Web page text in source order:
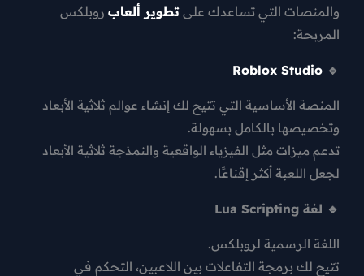
والمنصات التي تساعدك على تطوير ألعاب روبلكس
المربحة:
🔹
Roblox Studio
المنصة الأساسية التي تتيح لك إنشاء عوالم ثلاثية الأبعاد
وتخصيصها بالكامل بسهولة.
تدعم ميزات مثل الفيزياء الواقعية والنمذجة ثلاثية الأبعاد
لجعل اللعبة أكثر إقناعًا.
🔹 لغة Lua Scripting
اللغة الرسمية لروبلكس.
تتيح لك برمجة التفاعلات بين اللاعبين، التحكم في